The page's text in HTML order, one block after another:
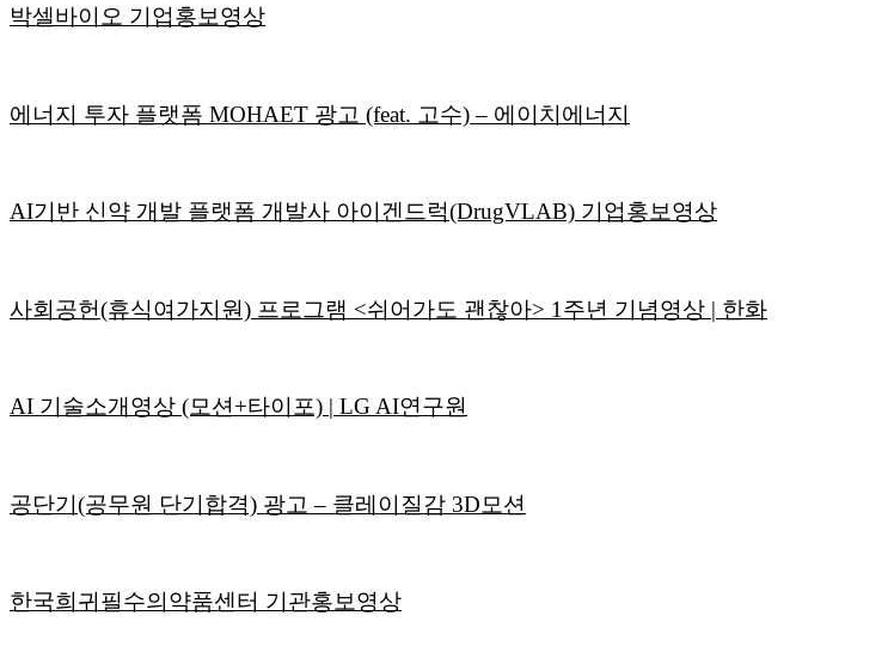
박셀바이오 기업홍보영상
에너지 투자 플랫폼 MOHAET 광고 (feat. 고수) – 에이치에너지
AI기반 신약 개발 플랫폼 개발사 아이겐드럭(DrugVLAB) 기업홍보영상
사회공헌(휴식여가지원) 프로그램 <쉬어가도 괜찮아> 1주년 기념영상 | 한화
AI 기술소개영상 (모션+타이포) | LG AI연구원
공단기(공무원 단기합격) 광고 – 클레이질감 3D모션
한국희귀필수의약품센터 기관홍보영상